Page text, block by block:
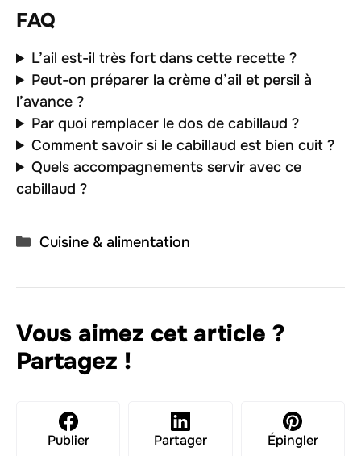
FAQ
L’ail est-il très fort dans cette recette ?
Peut-on préparer la crème d’ail et persil à
l’avance ?
Par quoi remplacer le dos de cabillaud ?
Comment savoir si le cabillaud est bien cuit ?
Quels accompagnements servir avec ce
cabillaud ?
Catégories
Cuisine & alimentation
Vous aimez cet article ?
Partagez !
Publier Partager Épingler